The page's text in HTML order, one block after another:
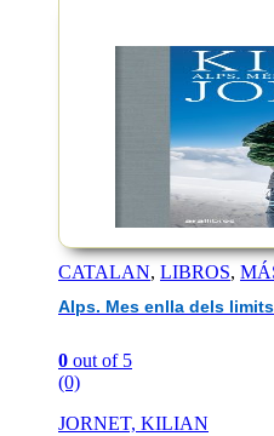
CATALAN, LIBROS,
Alps. Mes enlla dels
0 out of 5
(0)
JORNET, KILIAN